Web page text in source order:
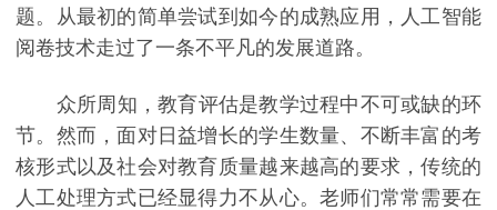
题。从最初的简单尝试到如今的成熟应用，人工智能
阅卷技术走过了一条不平凡的发展道路。
众所周知，教育评估是教学过程中不可或缺的环
节。然而，面对日益增长的学生数量、不断丰富的考
核形式以及社会对教育质量越来越高的要求，传统的
人工处理方式已经显得力不从心。老师们常常需要在